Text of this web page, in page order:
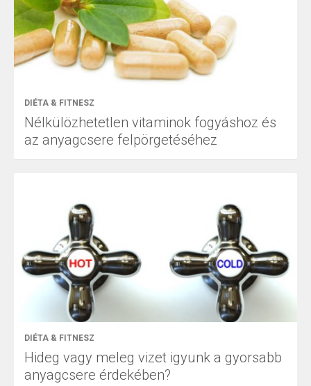
DIÉTA & FITNESZ
Nélkülözhetetlen vitaminok fogyáshoz és
az anyagcsere felpörgetéséhez
DIÉTA & FITNESZ
Hideg vagy meleg vizet igyunk a gyorsabb
anyagcsere érdekében?